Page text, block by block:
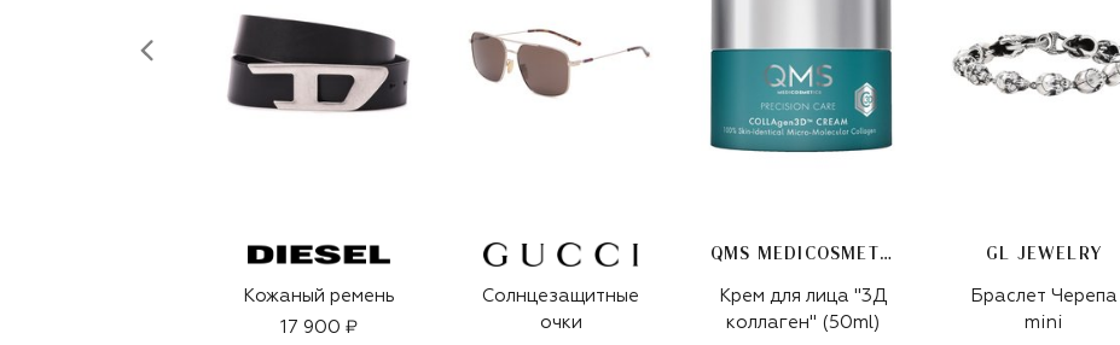
Кожаный ремень
17 900 ₽
Солнцезащитные
очки
QMS MEDICOSMETICS
Крем для лица "3Д
коллаген" (50ml)
GL JEWELRY
Браслет Черепа
mini